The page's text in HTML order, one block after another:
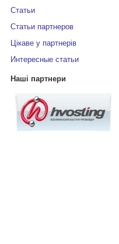
Статьи
Статьи партнеров
Цікаве у партнерів
Интересные статьи
Наші партнери